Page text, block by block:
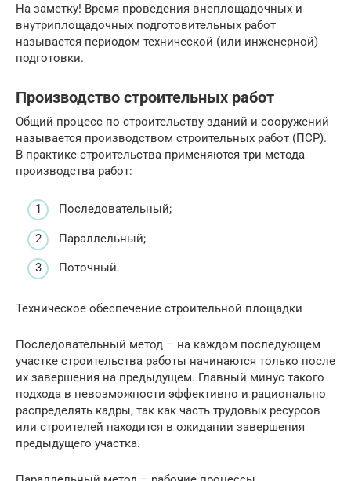
На заметку! Время проведения внеплощадочных и
внутриплощадочных подготовительных работ
называется периодом технической (или инженерной)
подготовки.
Производство строительных работ
Общий процесс по строительству зданий и сооружений
называется производством строительных работ (ПСР).
В практике строительства применяются три метода
производства работ:
Последовательный;
Параллельный;
Поточный.
Техническое обеспечение строительной площадки
Последовательный метод – на каждом последующем
участке строительства работы начинаются только после
их завершения на предыдущем. Главный минус такого
подхода в невозможности эффективно и рационально
распределять кадры, так как часть трудовых ресурсов
или строителей находится в ожидании завершения
предыдущего участка.